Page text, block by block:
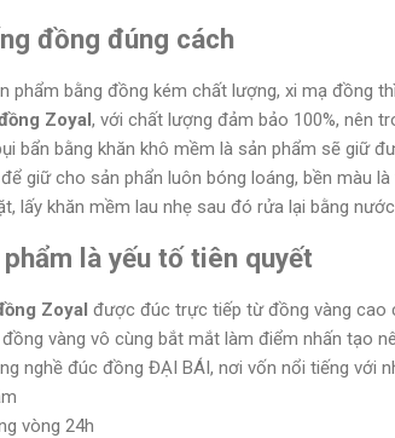
đồng đúng cách
phẩm bằng đồng kém chất lượng, xi mạ đồng
Zoyal, với chất lượng đảm bảo 100%, nên
bẩn bằng khăn khô mềm là sản phẩm sẽ giữ
giữ cho sản phẩn luôn bóng loáng, bền màu
lấy khăn mềm lau nhẹ sau đó rửa lại bằng
là yếu tố tiên quyết
Zoyal được đúc trực tiếp từ đồng vàng cao
vàng vô cùng bắt mắt làm điểm nhấn tạo
nghề đúc đồng ĐẠI BÁI, nơi vốn nổi tiếng với
vòng 24h